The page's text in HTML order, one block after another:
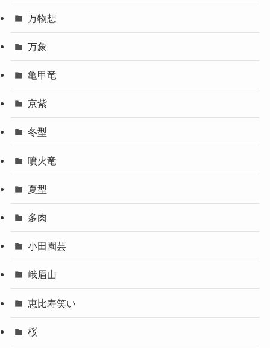
万物想
万象
亀甲竜
京紫
冬型
噴火竜
夏型
多肉
小田園芸
峨眉山
恵比寿笑い
桜